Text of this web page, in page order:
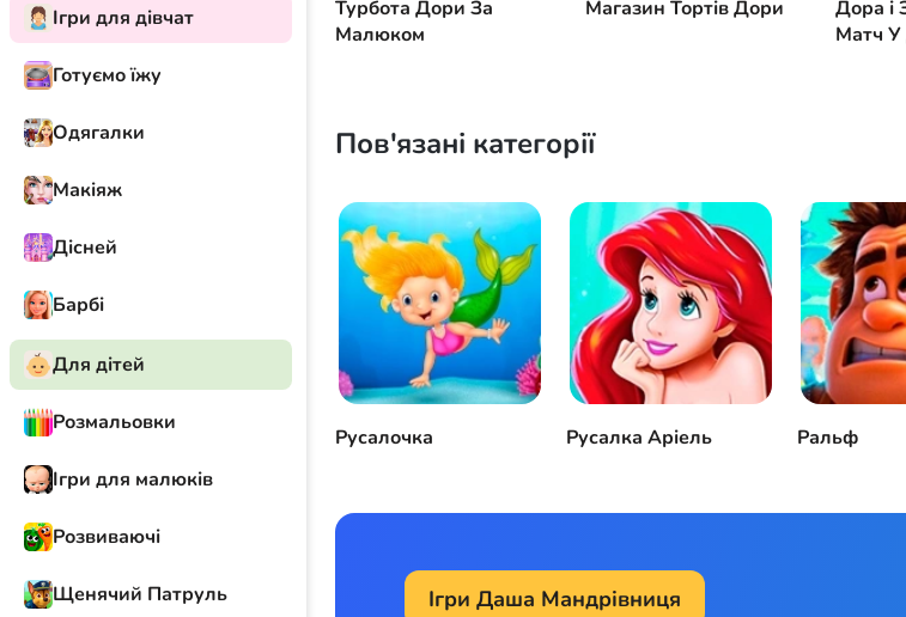
Ігри для дівчат
Готуємо їжу
Одягалки
Макіяж
Дісней
Барбі
Для дітей
Розмальовки
Ігри для малюків
Розвиваючі
Щенячий Патруль
Турбота Дори За
Малюком
Магазин Тортів Дори
Дора і
Матч
Пов'язані категорії
Русалочка Русалка Аріель Ральф
Ігри Даша Мандрівниця